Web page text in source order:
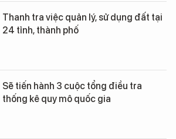
Thanh tra việc quản lý, sử dụng đất tại
24 tỉnh, thành phố
Sẽ tiến hành 3 cuộc tổng điều tra
thống kê quy mô quốc gia